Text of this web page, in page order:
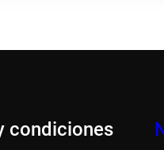
condiciones